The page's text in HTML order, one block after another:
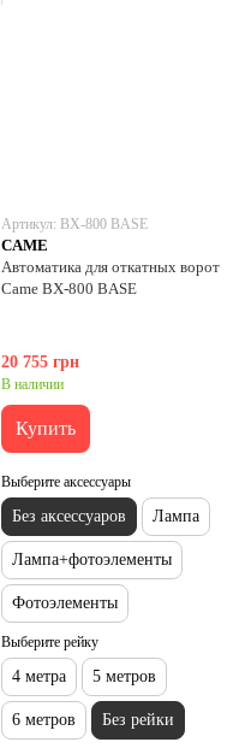
Артикул: ВХ-800 BASE
CAME
Автоматика для откатных ворот
Came ВХ-800 BASE
20 755 грн
В наличии
Купить
Выберите аксессуары
Без аксессуаров Лампа
Лампа+фотоэлементы
Фотоэлементы
Выберите рейку
4 метра 5 метров
6 метров Без рейки